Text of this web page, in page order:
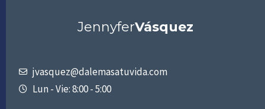
JennyferVásquez
jvasquez@dalemasatuvida.com
Lun - Vie: 8:00 - 5:00